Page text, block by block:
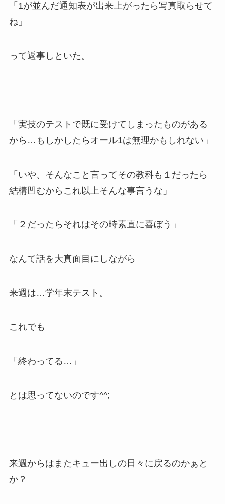
「1が並んだ通知表が出来上がったら写真取らせて
ね」
って返事しといた。
「実技のテストで既に受けてしまったものがある
から…もしかしたらオール1は無理かもしれない」
「いや、そんなこと言ってその教科も１だったら
結構凹むからこれ以上そんな事言うな」
「２だったらそれはその時素直に喜ぼう」
なんて話を大真面目にしながら
来週は…学年末テスト。
これでも
「終わってる…」
とは思ってないのです^^;
来週からはまたキュー出しの日々に戻るのかぁと
か？